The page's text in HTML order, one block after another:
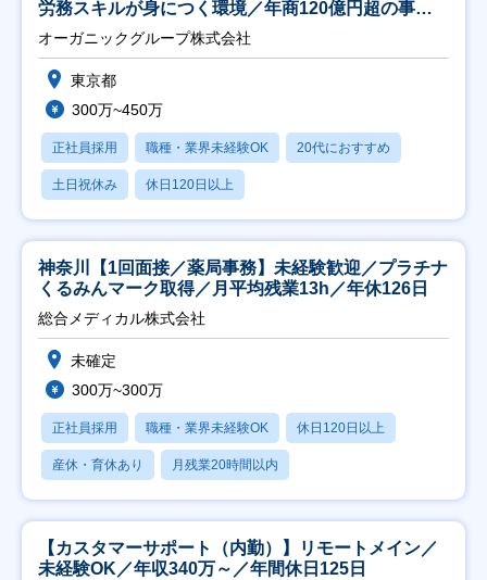
労務スキルが身につく環境／年商120億円超の事業
会社】
オーガニックグループ株式会社
東京都
300万~450万
正社員採用 職種・業界未経験OK 20代におすすめ
土日祝休み 休日120日以上
神奈川【1回面接／薬局事務】未経験歓迎／プラチナ
くるみんマーク取得／月平均残業13h／年休126日
総合メディカル株式会社
未確定
300万~300万
正社員採用 職種・業界未経験OK 休日120日以上
産休・育休あり 月残業20時間以内
【カスタマーサポート（内勤）】リモートメイン／
未経験OK／年収340万～／年間休日125日